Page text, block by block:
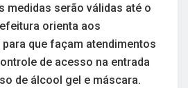
medidas serão válidas até o
orienta aos
que façam atendimentos
de acesso na entrada
de álcool gel e máscara.